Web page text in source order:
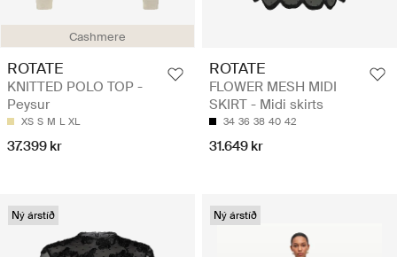
Cashmere
ROTATE
KNITTED POLO TOP -
Peysur
XS S M L XL
37.399 kr
ROTATE
FLOWER MESH MIDI
SKIRT - Midi skirts
34 36 38 40 42
31.649 kr
Ný árstíð Ný árstíð